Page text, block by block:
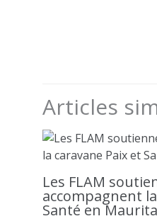
Articles
Les FLAM
accompagnent
Santé en